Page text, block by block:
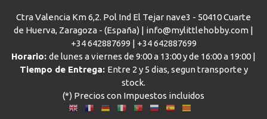
Ctra Valencia Km 6,2. Pol Ind El Tejar nave3 - 50410 Cuarte
de Huerva, Zaragoza - (España) | info@mylittlehobby.com |
+34 642887699 | +34 642887699
Horario: de lunes a viernes de 9:00 a 13:00 y de 16:00 a 19:00 |
Tiempo de Entrega: Entre 2 y 5 dias, segun transporte y
stock.
(*) Precios con Impuestos incluidos